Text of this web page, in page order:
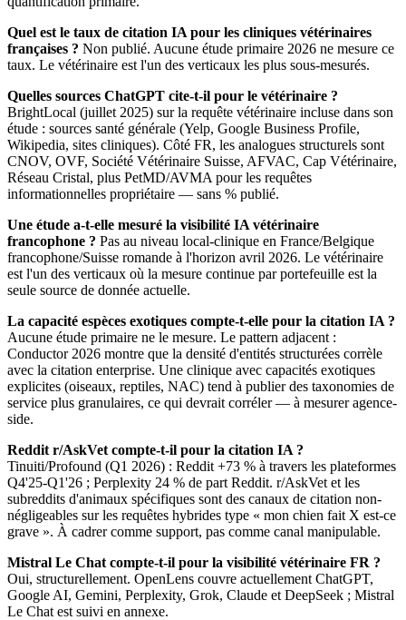
Quel est le taux de citation IA pour les cliniques vétérinaires
françaises ? Non publié. Aucune étude primaire 2026 ne mesure ce
taux. Le vétérinaire est l'un des verticaux les plus sous-mesurés.
Quelles sources ChatGPT cite-t-il pour le vétérinaire ?
BrightLocal (juillet 2025) sur la requête vétérinaire incluse dans son
étude : sources santé générale (Yelp, Google Business Profile,
Wikipedia, sites cliniques). Côté FR, les analogues structurels sont
CNOV, OVF, Société Vétérinaire Suisse, AFVAC, Cap Vétérinaire,
Réseau Cristal, plus PetMD/AVMA pour les requêtes
informationnelles propriétaire — sans % publié.
Une étude a-t-elle mesuré la visibilité IA vétérinaire
francophone ? Pas au niveau local-clinique en France/Belgique
francophone/Suisse romande à l'horizon avril 2026. Le vétérinaire
est l'un des verticaux où la mesure continue par portefeuille est la
seule source de donnée actuelle.
La capacité espèces exotiques compte-t-elle pour la citation IA ?
Aucune étude primaire ne le mesure. Le pattern adjacent :
Conductor 2026 montre que la densité d'entités structurées corrèle
avec la citation enterprise. Une clinique avec capacités exotiques
explicites (oiseaux, reptiles, NAC) tend à publier des taxonomies de
service plus granulaires, ce qui devrait corréler — à mesurer agence-
side.
Reddit r/AskVet compte-t-il pour la citation IA ?
Tinuiti/Profound (Q1 2026) : Reddit +73 % à travers les plateformes
Q4'25-Q1'26 ; Perplexity 24 % de part Reddit. r/AskVet et les
subreddits d'animaux spécifiques sont des canaux de citation non-
négligeables sur les requêtes hybrides type « mon chien fait X est-ce
grave ». À cadrer comme support, pas comme canal manipulable.
Mistral Le Chat compte-t-il pour la visibilité vétérinaire FR ?
Oui, structurellement. OpenLens couvre actuellement ChatGPT,
Google AI, Gemini, Perplexity, Grok, Claude et DeepSeek ; Mistral
Le Chat est suivi en annexe.